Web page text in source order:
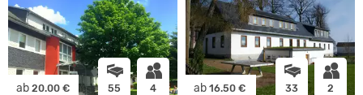
ab 20.00 € 55 4 ab 16.50 € 33 2